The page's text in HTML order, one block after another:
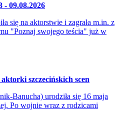
09.08.2026
się na aktorstwie i zagrała m.in. z
"Poznaj swojego teścia" już w
szczecińskich scen
Banucha) urodziła się 16 maja
Po wojnie wraz z rodzicami